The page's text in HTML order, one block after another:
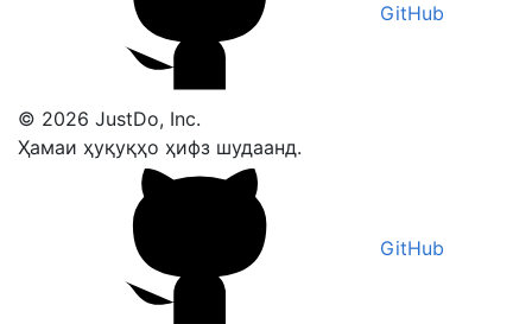
GitHub
© 2026 JustDo, Inc.
Ҳамаи ҳуқуқҳо ҳифз шудаанд.
GitHub